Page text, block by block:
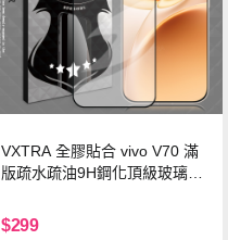
VXTRA 全膠貼合 vivo V70 滿
版疏水疏油9H鋼化頂級玻璃貼
$299